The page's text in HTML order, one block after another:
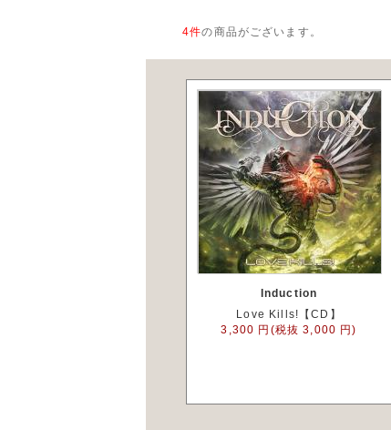
4件の商品がございます。
Induction
Love Kills!【CD】
3,300 円(税抜 3,000 円)